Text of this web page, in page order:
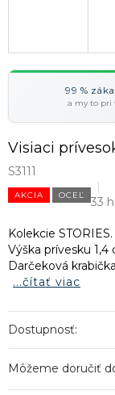
99 %
a my to pri
Visiaci
S3111
AKCIA OCEĽ 33
Kolekcie STORIES.
Výška prívesku 1,4
Darčeková
...čítať viac
Dostupnosť:
Môžeme doručiť